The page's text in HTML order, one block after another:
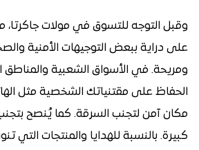
وقبل التوجه للتسوق في مولات جاكرتا،
على دراية ببعض التوجيهات الأمنية
ومريحة. في الأسواق الشعبية والمناطق
الحفاظ على مقتنياتك الشخصية مثل
مكان آمن لتجنب السرقة. كما يُنصح
كبيرة. بالنسبة للهدايا والمنتجات التي